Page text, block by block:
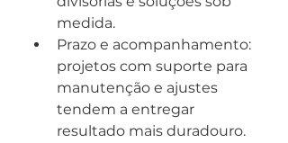
medida.
Prazo e acompanhamento:
projetos com suporte para
manutenção e ajustes
tendem a entregar
resultado mais duradouro.